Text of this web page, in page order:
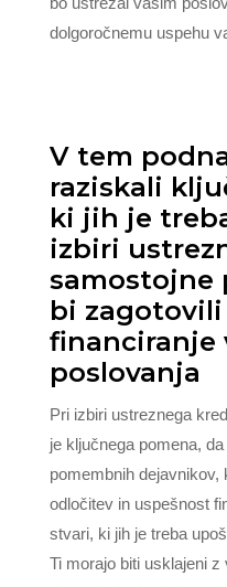
dolgoročnemu uspehu
V tem
raziskali
ki jih je
izbiri
samostojne
bi
financiranje
poslovanja
Pri izbiri ustreznega
je ključnega pomena,
pomembnih dejavnikov,
odločitev in uspešnost
stvari, ki jih je treba
Ti morajo biti usklajeni